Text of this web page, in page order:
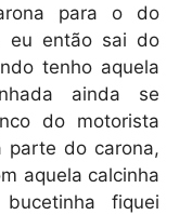
para o do
eu então sai do
tenho aquela
ainda se
do motorista
parte do carona,
aquela calcinha
fiquei